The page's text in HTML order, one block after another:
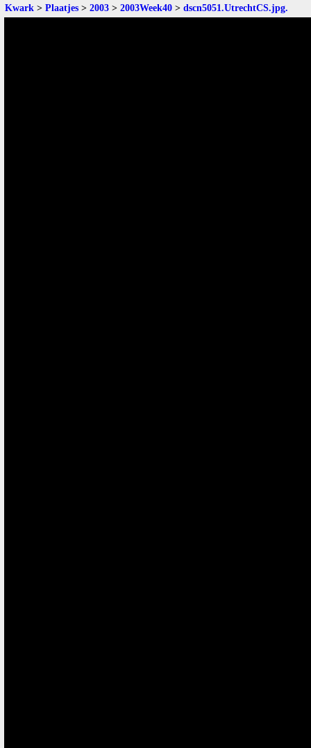
Kwark > Plaatjes > 2003 > 2003Week40 > dscn5051.UtrechtCS.jpg.